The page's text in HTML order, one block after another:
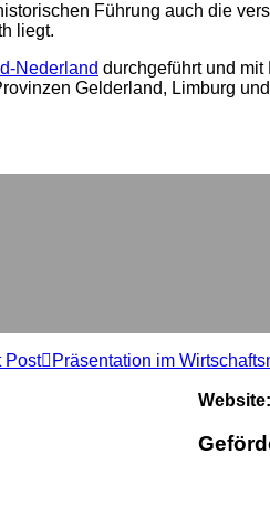
Führung auch die
liegt.
Nederland durchgeführt und
Gelderland, Limburg
Post Präsentation im
Website: